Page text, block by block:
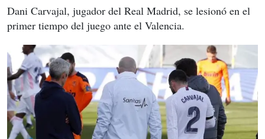
Dani Carvajal, jugador del Real Madrid, se lesionó en el
primer tiempo del juego ante el Valencia.